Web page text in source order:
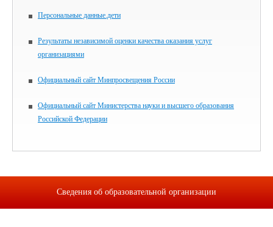
Персональные данные.дети
Результаты независимой оценки качества оказания услуг
организациями
Официальный сайт Минпросвещения России
Официальный сайт Министерства науки и высшего образования
Российской Федерации
Сведения об образовательной организации